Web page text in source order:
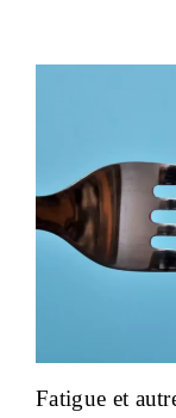
Fatigue et